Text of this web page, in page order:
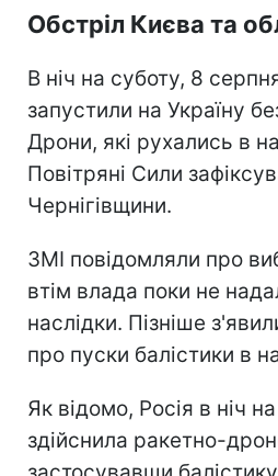
Обстріл Києва та
В ніч на суботу, 8
запустили на Україну
Дрони, які рухались в
Повітряні Сили
Чернігівщини.
ЗМІ повідомляли про
втім влада поки не
наслідки. Пізніше
про пуски балістики в
Як відомо, Росія в ніч
здійснила ракетно-